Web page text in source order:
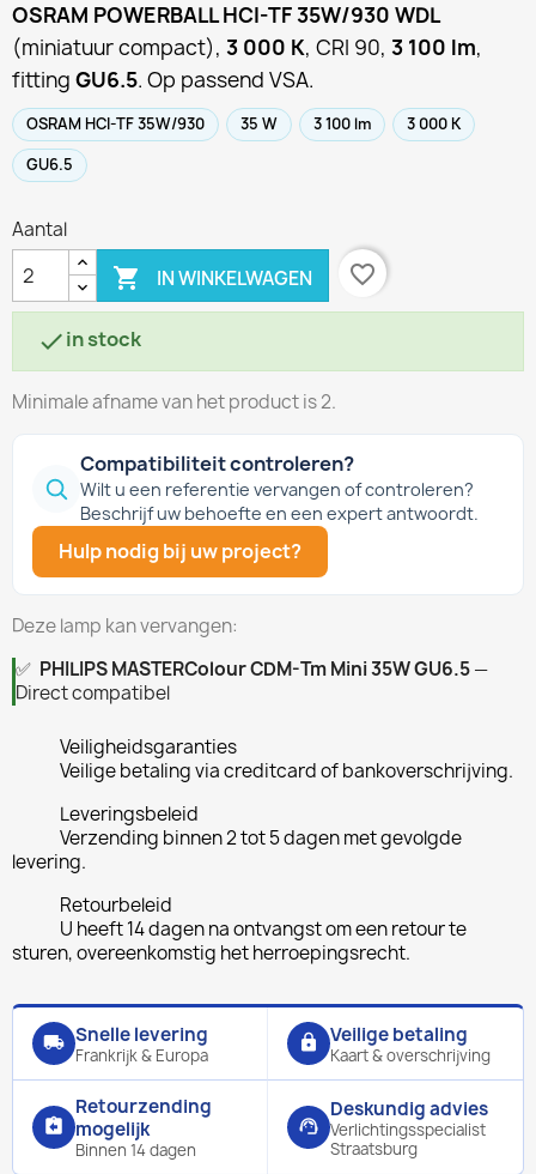
OSRAM POWERBALL HCI-TF 35W/930 WDL
(miniatuur compact), 3 000 K, CRI 90, 3 100 lm,
fitting GU6.5. Op passend VSA.
OSRAM HCI-TF 35W/930 35 W 3 100 lm
3 000 K
GU6.5
Aantal
 IN WINKELWAGEN favorite_border
in stock
Minimale afname van het product is 2.
Compatibiliteit controleren?
Wilt u een referentie vervangen of controleren?
Beschrijf uw behoefte en een expert antwoordt.
Hulp nodig bij uw project?
Deze lamp kan vervangen:
✅ PHILIPS MASTERColour CDM-Tm Mini 35W GU6.5—
Direct compatibel
Veiligheidsgaranties
Veilige betaling via creditcard of bankoverschrijving.
Leveringsbeleid
Verzending binnen 2 tot 5 dagen met gevolgde
levering.
Retourbeleid
U heeft 14 dagen na ontvangst om een retour te
sturen, overeenkomstig het herroepingsrecht.
local_shipping Snelle levering
Frankrijk & Europa
lock Veilige betaling
Kaart & overschrijving
assignment_return
Retourzending
mogelijk
Binnen 14 dagen
support_agent
Deskundig advies
Verlichtingsspecialist
Straatsburg